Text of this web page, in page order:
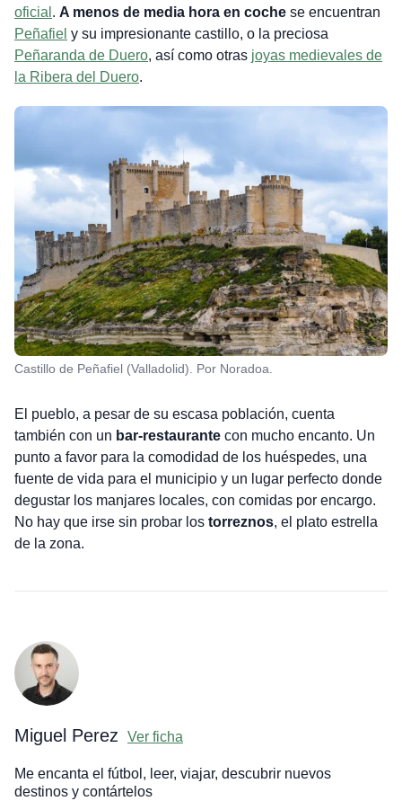
oficial . A menos de media hora en cochese encuentran
Peñafiel y su impresionante castillo, o la preciosa
Peñaranda de Duero, así como otras joyas medievales de
la Ribera del Duero.
Castillo de Peñafiel (Valladolid). Por Noradoa.
El pueblo, a pesar de su escasa población, cuenta
también con un bar-restaurantecon mucho encanto. Un
punto a favor para la comodidad de los huéspedes, una
fuente de vida para el municipio y un lugar perfecto donde
degustar los manjares locales, con comidas por encargo.
No hay que irse sin probar los torreznos, el plato estrella
de la zona.
Miguel Perez Ver ficha
Me encanta el fútbol, leer, viajar, descubrir nuevos
destinos y contártelos